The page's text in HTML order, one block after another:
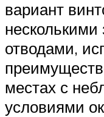
вариант
отводами,
местах с
условиями